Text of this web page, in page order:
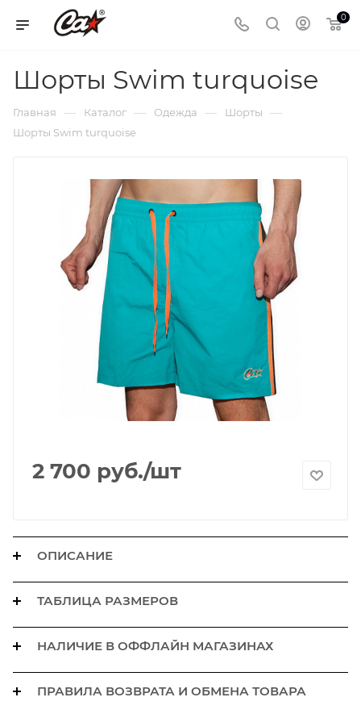
0
Шорты Swim turquoise
Главная — Каталог — Одежда — Шорты —
Шорты Swim turquoise
2 700 руб./шт
ОПИСАНИЕ
ТАБЛИЦА РАЗМЕРОВ
НАЛИЧИЕ В ОФФЛАЙН МАГАЗИНАХ
ПРАВИЛА ВОЗВРАТА И ОБМЕНА ТОВАРА